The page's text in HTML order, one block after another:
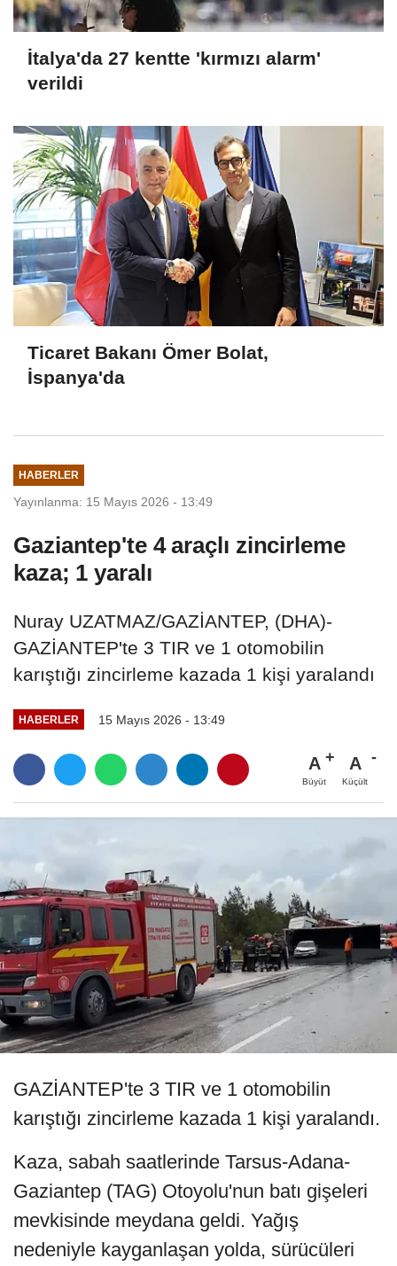
İtalya'da 27 kentte 'kırmızı alarm'
verildi
Ticaret Bakanı Ömer Bolat,
İspanya'da
HABERLER
Yayınlanma: 15 Mayıs 2026 - 13:49
Gaziantep'te 4 araçlı zincirleme
kaza; 1 yaralı
Nuray UZATMAZ/GAZİANTEP, (DHA)-
GAZİANTEP'te 3 TIR ve 1 otomobilin
karıştığı zincirleme kazada 1 kişi yaralandı
HABERLER 15 Mayıs 2026 - 13:49
A
Büyüt
A
Küçült
GAZİANTEP'te 3 TIR ve 1 otomobilin
karıştığı zincirleme kazada 1 kişi yaralandı.
Kaza, sabah saatlerinde Tarsus-Adana-
Gaziantep (TAG) Otoyolu'nun batı gişeleri
mevkisinde meydana geldi. Yağış
nedeniyle kayganlaşan yolda, sürücüleri